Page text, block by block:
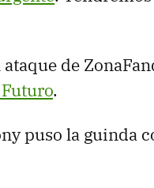
de
.
puso la guinda